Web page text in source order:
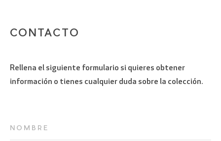
CONTACTO
Rellena el siguiente formulario si quieres obtener
información o tienes cualquier duda sobre la colección.
NOMBRE